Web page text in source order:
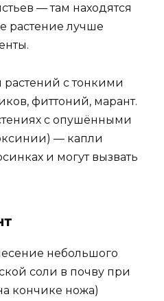
— там находятся
растение лучше
растений с тонкими
фиттоний, марант.
с опушёнными
— капли
и могут вызвать
небольшого
соли в почву при
кончике ножа)